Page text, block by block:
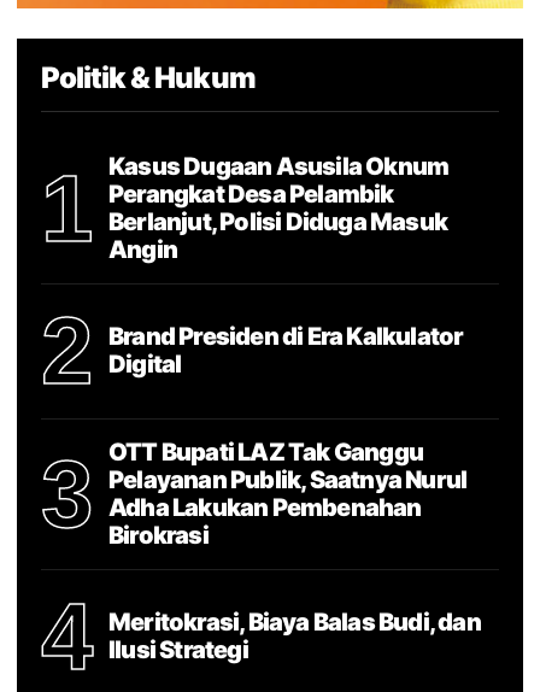
Politik & Hukum
1
Kasus Dugaan Asusila Oknum
Perangkat Desa Pelambik
Berlanjut, Polisi Diduga Masuk
Angin
2
Brand Presiden di Era Kalkulator
Digital
3
OTT Bupati LAZ Tak Ganggu
Pelayanan Publik, Saatnya Nurul
Adha Lakukan Pembenahan
Birokrasi
4
Meritokrasi, Biaya Balas Budi, dan
Ilusi Strategi